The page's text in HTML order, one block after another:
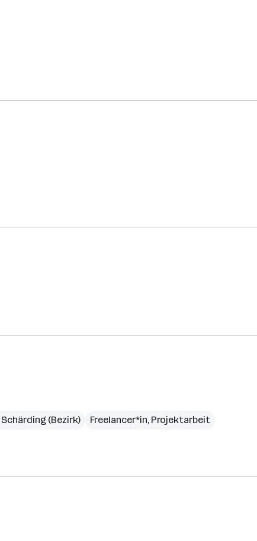
Schärding (Bezirk)
Freelancer*in, Projektarbeit